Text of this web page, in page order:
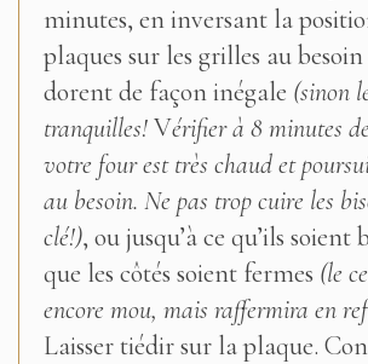
minutes, en inversant la
plaques sur les grilles au besoin
dorent de façon inégale (sinon
tranquilles!Vérifier à 8 minutes
votre four est très chaud et
au besoin. Ne pas trop cuire les
clé!), ou jusqu’à ce qu’ils soient
que les côtés soient fermes (le
encore mou, mais raffermira en
Laisser tiédir sur la plaque.